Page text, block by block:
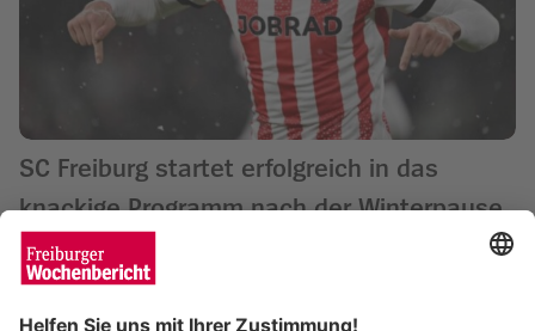
SC Freiburg startet erfolgreich in das
knackige Programm nach der Winterpause